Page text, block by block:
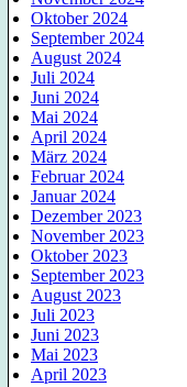
Oktober 2024
September 2024
August 2024
Juli 2024
Juni 2024
Mai 2024
April 2024
März 2024
Februar 2024
Januar 2024
Dezember 2023
November 2023
Oktober 2023
September 2023
August 2023
Juli 2023
Juni 2023
Mai 2023
April 2023